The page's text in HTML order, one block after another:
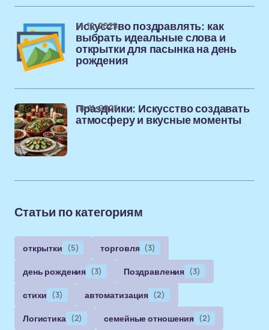
Искусство поздравлять: как
выбрать идеальные слова и
открытки для пасынка на день
рождения
11-12-2025
Праздники: Искусство создавать
атмосферу и вкусные моменты
18-11-2025
Статьи по категориям
открытки (5) торговля (3)
день рождения (3) Поздравления (3)
стихи (3) автоматизация (2)
Логистика (2) семейные отношения (2)